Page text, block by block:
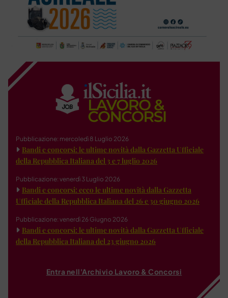
Pubblicazione: mercoledì 8 Luglio 2026
Bandi e concorsi: le ultime novità dalla Gazzetta Ufficiale
della Repubblica Italiana del 3 e 7 luglio 2026
Pubblicazione: venerdì 3 Luglio 2026
Bandi e concorsi: ecco le ultime novità dalla Gazzetta
Ufficiale della Repubblica Italiana del 26 e 30 giugno 2026
Pubblicazione: venerdì 26 Giugno 2026
Bandi e concorsi: le ultime novità dalla Gazzetta Ufficiale
della Repubblica Italiana del 23 giugno 2026
Entra nell'Archivio Lavoro & Concorsi